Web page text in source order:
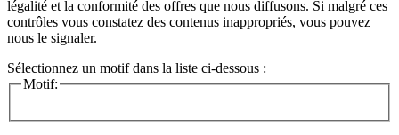
légalité et la conformité des offres que nous diffusons. Si malgré ces
contrôles vous constatez des contenus inappropriés, vous pouvez
nous le signaler.
Sélectionnez un motif dans la liste ci-dessous :
Motif: